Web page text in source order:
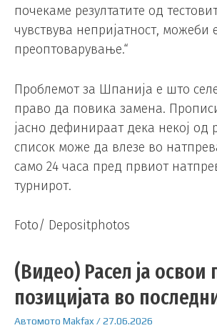
почекаме резултатите од
чувствува непријатност, можеби
преоптоварување.“
Проблемот за Шпанија е што
право да повика замена.
јасно дефинираат дека некој од
список може да влезе во
само 24 часа пред првиот
турнирот.
Foto/ Depositphotos
(Видео) Расел ја освои
позицијата во
Автомото Makfax /27.06.2026